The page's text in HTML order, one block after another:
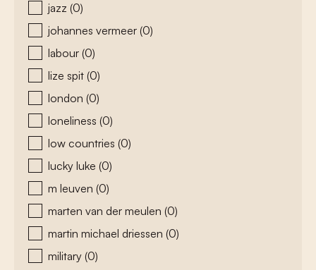
jazz (0)
johannes vermeer (0)
labour (0)
lize spit (0)
london (0)
loneliness (0)
low countries (0)
lucky luke (0)
m leuven (0)
marten van der meulen (0)
martin michael driessen (0)
military (0)